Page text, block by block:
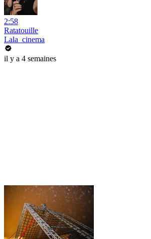
2:58
Ratatouille
Lala_cinema
il y a 4 semaines